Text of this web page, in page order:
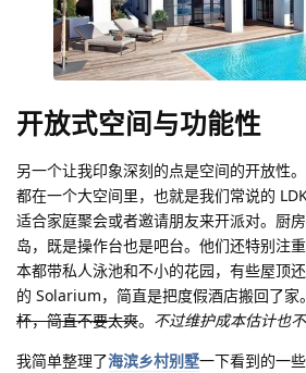
开放式空间与功能性
另一个让我印象深刻的点是空间的开放性
都在一个大空间里，也就是我们常说的
适合家庭聚会或者邀请朋友来开派对。厨
岛，既是操作台也是吧台。他们还特别注
本都带私人泳池和不小的花园，有些屋顶
的 Solarium，简直是把度假酒店搬回了家。
杯，简直不要太爽。 不过维护成本估计也
我简单整理了海滨乡村别墅一下看到的一